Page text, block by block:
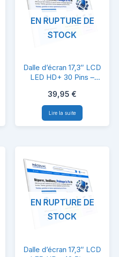
Dalle
d’écran
17,3″
LCD
LED
–
N173FGE-
E21
Rev.C2
Compatible
EN RUPTURE DE
STOCK
Dalle d’écran 17,3″ LCD
LED HD+ 30 Pins –
Compatible PC Portable
39,95 €
Lire la suite
Dalle
EN RUPTURE DE
STOCK
Dalle d’écran 17,3″ LCD